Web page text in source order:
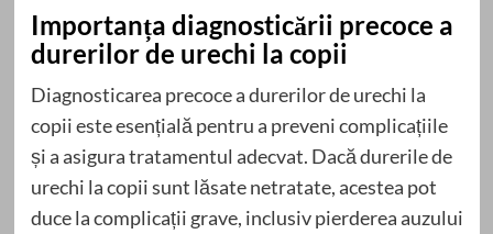
Importanța diagnosticării precoce a
durerilor de urechi la copii
Diagnosticarea precoce a durerilor de urechi la
copii este esențială pentru a preveni complicațiile
și a asigura tratamentul adecvat. Dacă durerile de
urechi la copii sunt lăsate netratate, acestea pot
duce la complicații grave, inclusiv pierderea auzului